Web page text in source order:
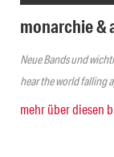
monarchie &
Neue Bands und
hear the world falling
mehr über diesen